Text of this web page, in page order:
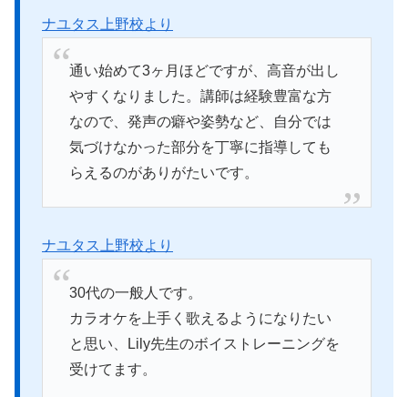
ナユタス上野校より
通い始めて3ヶ月ほどですが、高音が出し
やすくなりました。講師は経験豊富な方
なので、発声の癖や姿勢など、自分では
気づけなかった部分を丁寧に指導しても
らえるのがありがたいです。
ナユタス上野校より
30代の一般人です。
カラオケを上手く歌えるようになりたい
と思い、Lily先生のボイストレーニングを
受けてます。